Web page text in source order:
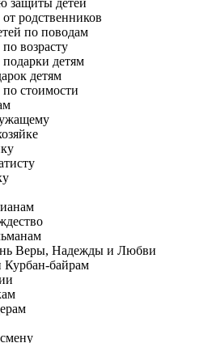
защиты детей
родственников
по поводам
возрасту
детям
детям
стоимости
Веры, Надежды и Любви
Курбан-байрам